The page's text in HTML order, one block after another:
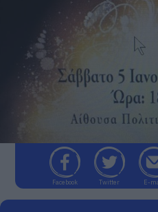
Facebook Twitter E-